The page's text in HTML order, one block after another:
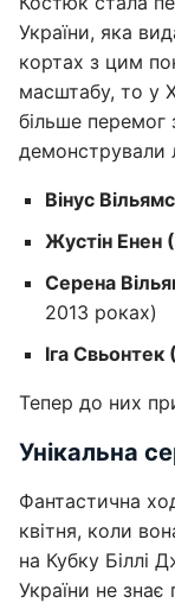
України, яка
кортах з цим
масштабу, то у
більше перемог
демонстрували
Вінус
Жустін Енен
Серена
2013 роках)
Іга
Тепер до них
Унікальна
Фантастична
квітня, коли
на Кубку Біллі
України не